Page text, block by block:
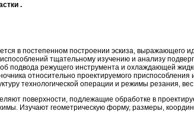
.
в постепенном построении эскиза, выражающего
тщательному изучению и анализу
подвода режущего инструмента и охлаждающей
относительно проектируемого
технологической операции и режимы резания, вес
поверхности, подлежащие обработке в
Изучают геометрическую форму, размеры,